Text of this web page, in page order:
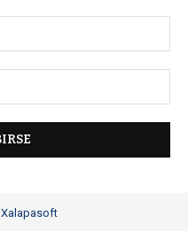
Xalapasoft